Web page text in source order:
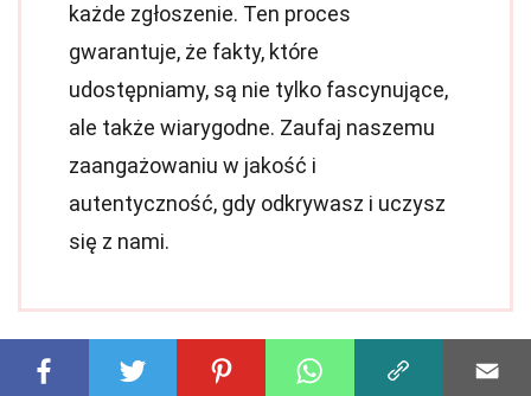
każde zgłoszenie. Ten proces
gwarantuje, że fakty, które
udostępniamy, są nie tylko fascynujące,
ale także wiarygodne. Zaufaj naszemu
zaangażowaniu w jakość i
autentyczność, gdy odkrywasz i uczysz
się z nami.